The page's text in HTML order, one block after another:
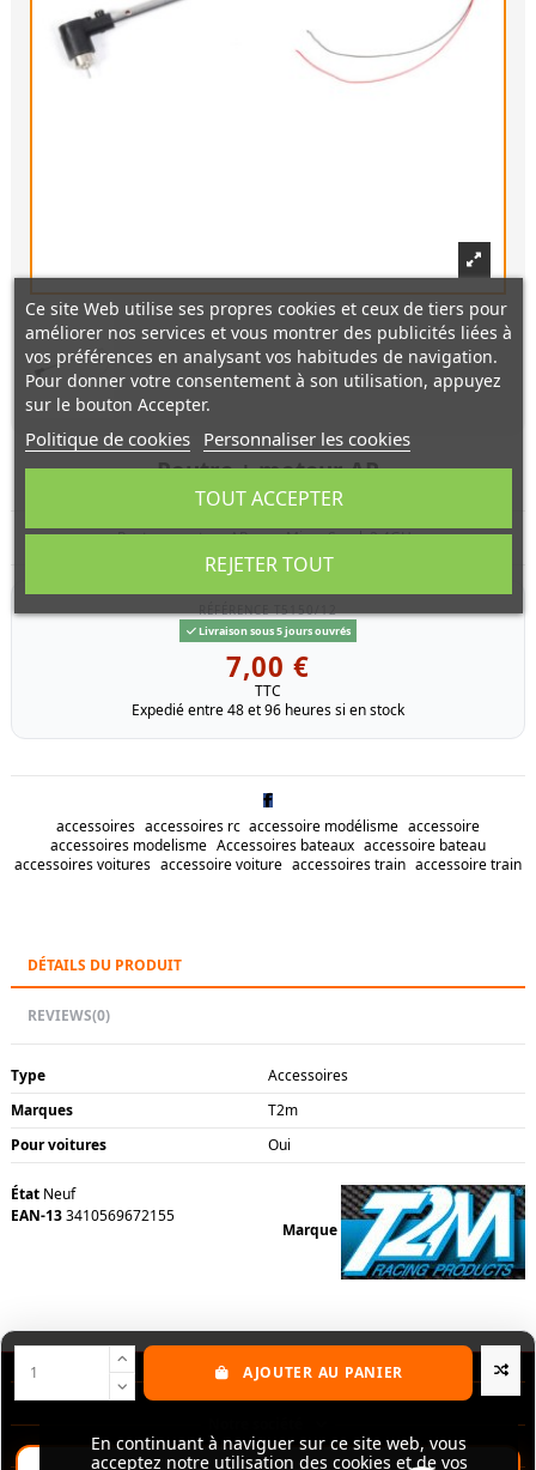
Poutre + moteur AR
Poutre + moteur AR pour Micro Spark 2,4GHz
Livraison sous 5 jours ouvrés
7,00 €
TTC
Expedié entre 48 et 96 heures si en stock
AJOUTER AU PANIER
accessoires accessoires rc accessoire modélisme accessoire
accessoires modelisme Accessoires bateaux accessoire bateau
accessoires voitures accessoire voiture accessoires train accessoire train
En continuant à naviguer sur ce site web, vous
acceptez notre utilisation des cookies et de vos
DÉTAILS DU PRODUIT
REVIEWS(0)
Type
Accessoires
Marques
T2m
Pour voitures
Oui
Marque
État Neuf
EAN-133410569672155
Nos produits
En continuant à naviguer sur ce site web, vous
acceptez notre utilisation des cookies et de vos
Ce site Web utilise ses propres cookies et ceux de tiers pour
améliorer nos services et vous montrer des publicités liées à
vos préférences en analysant vos habitudes de navigation.
Pour donner votre consentement à son utilisation, appuyez
sur le bouton Accepter.
Politique de cookies Personnaliser les cookies
REJETER TOUT
TOUT ACCEPTER